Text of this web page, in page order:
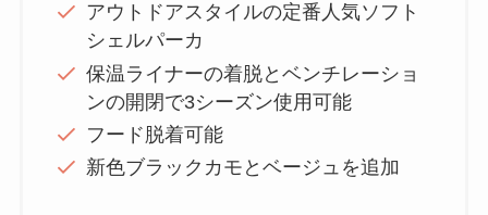
アウトドアスタイルの定番人気ソフト
シェルパーカ
保温ライナーの着脱とベンチレーショ
ンの開閉で3シーズン使用可能
フード脱着可能
新色ブラックカモとベージュを追加